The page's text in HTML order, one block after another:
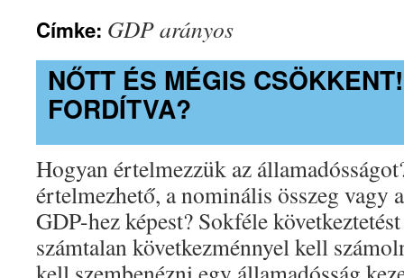
Címke: GDP arányos
NŐTT ÉS MÉGIS
FORDÍTVA?
Hogyan értelmezzük az
értelmezhető, a nominális összeg vagy
GDP-hez képest? Sokféle
számtalan következménnyel kell